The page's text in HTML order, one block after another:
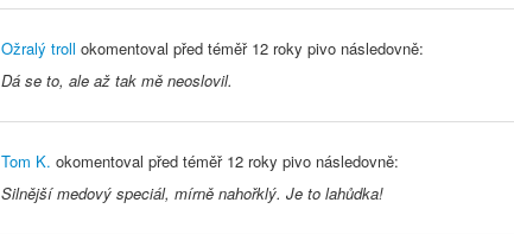
Ožralý troll okomentoval před téměř 12 roky pivo následovně:
Dá se to, ale až tak mě neoslovil.
Tom K. okomentoval před téměř 12 roky pivo následovně:
Silnější medový speciál, mírně nahořklý. Je to lahůdka!